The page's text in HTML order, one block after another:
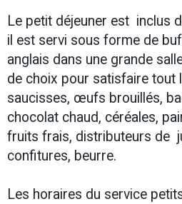
Le petit déjeuner est inclus
il est servi sous forme de
anglais dans une grande
de choix pour satisfaire tout
saucisses, œufs brouillés,
chocolat chaud, céréales,
fruits frais, distributeurs de
confitures, beurre.
Les horaires du service